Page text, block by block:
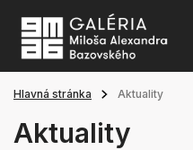
Hlavná stránka Aktuality
Aktuality